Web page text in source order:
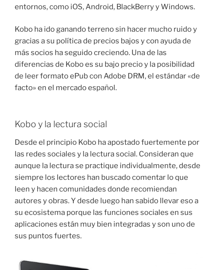
entornos, como iOS, Android, BlackBerry y Windows.
Kobo ha ido ganando terreno sin hacer mucho ruido y
gracias a su política de precios bajos y con ayuda de
más socios ha seguido creciendo. Una de las
diferencias de Kobo es su bajo precio y la posibilidad
de leer formato ePub con Adobe DRM, el estándar «de
facto» en el mercado español.
Kobo y la lectura social
Desde el principio Kobo ha apostado fuertemente por
las redes sociales y la lectura social. Consideran que
aunque la lectura se practique individualmente, desde
siempre los lectores han buscado comentar lo que
leen y hacen comunidades donde recomiendan
autores y obras. Y desde luego han sabido llevar eso a
su ecosistema porque las funciones sociales en sus
aplicaciones están muy bien integradas y son uno de
sus puntos fuertes.